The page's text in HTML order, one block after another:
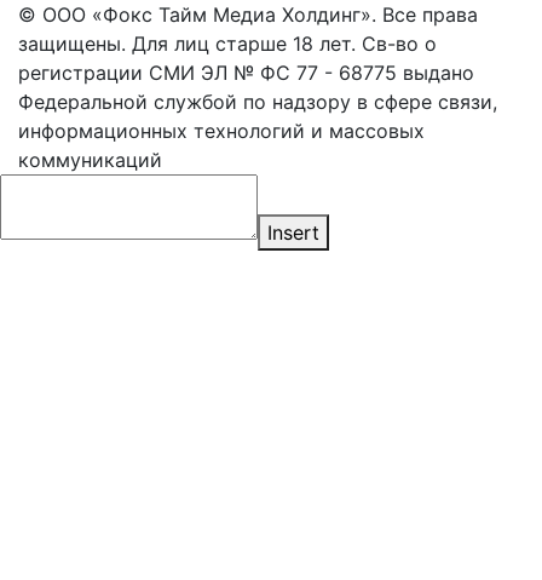
© ООО «Фокс Тайм Медиа Холдинг». Все права
защищены. Для лиц старше 18 лет. Св-во о
регистрации СМИ ЭЛ № ФС 77 - 68775 выдано
Федеральной службой по надзору в сфере связи,
информационных технологий и массовых
коммуникаций
Insert